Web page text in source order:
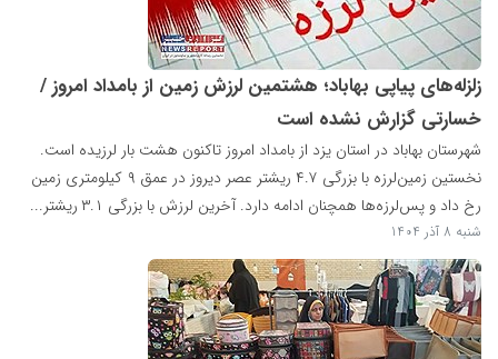
زلزله‌های پیاپی بهاباد؛ هشتمین لرزش زمین از بامداد امروز /
خسارتی گزارش نشده است
شهرستان بهاباد در استان یزد از بامداد امروز تاکنون هشت بار لرزیده است.
نخستین زمین‌لرزه با بزرگی ۴.۷ ریشتر عصر دیروز در عمق ۹ کیلومتری زمین
رخ داد و پس‌لرزه‌ها همچنان ادامه دارد. آخرین لرزش با بزرگی ۳.۱ ریشتر...
شنبه 8 آذر 1404